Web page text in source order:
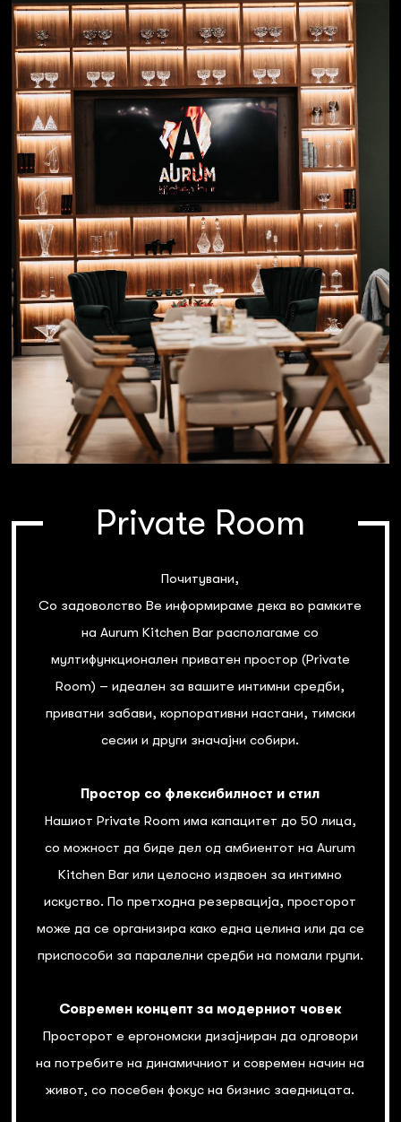
Private Room
Почитувани,
Со задоволство Ве информираме дека во рамките
на Aurum Kitchen Bar располагаме со
мултифункционален приватен простор (Private
Room) – идеален за вашите интимни средби,
приватни забави, корпоративни настани, тимски
сесии и други значајни собири.
Простор со флексибилност и стил
Нашиот Private Room има капацитет до 50 лица,
со можност да биде дел од амбиентот на Aurum
Kitchen Bar или целосно издвоен за интимно
искуство. По претходна резервација, просторот
може да се организира како една целина или да се
приспособи за паралелни средби на помали групи.
Современ концепт за модерниот човек
Просторот е ергономски дизајниран да одговори
на потребите на динамичниот и современ начин на
живот, со посебен фокус на бизнис заедницата.